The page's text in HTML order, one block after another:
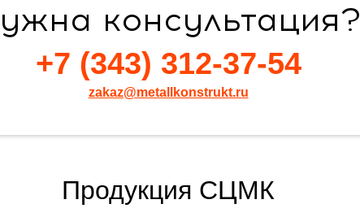
консультация?
+7 (343) 312-37-54
zakaz@metallkonstrukt.ru
Продукция СЦМК